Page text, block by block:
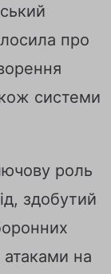
про
системи
роль
здобутий
на